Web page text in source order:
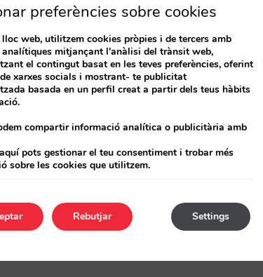
el
i a
preferències sobre cookies
web, utilitzem cookies pròpies i de tercers amb
mitjançant l'anàlisi del trànsit web,
el contingut basat en les teves preferències, oferint
xarxes socials i mostrant- te publicitat
basada en un perfil creat a partir dels teus hàbits
compartir informació analítica o publicitària amb
pots gestionar el teu consentiment i trobar més
sobre les cookies que utilitzem.
Settings
Rebutjar